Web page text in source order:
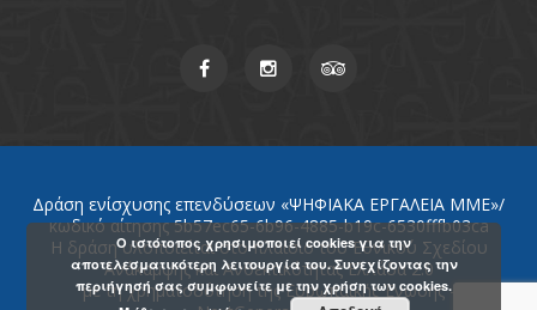
Δράση ενίσχυσης επενδύσεων «ΨΗΦΙΑΚΑ ΕΡΓΑΛΕΙΑ ΜΜΕ»/
κωδικό αίτησης 5b57ec65-6b96-4885-b19c-6530fffb03ca
Η δράση υλοποιείται στο πλαίσιο του Εθνικού Σχεδίου
Ανάκαμψης και Ανθεκτικότητας Ελλάδα 2.0
με τη χρηματοδότηση της Ευρωπαϊκής Ένωσης -
Ο ιστότοπος χρησιμοποιεί cookies για την
αποτελεσματικότερη λειτουργία του. Συνεχίζοντας την
περιήγησή σας συμφωνείτε με την χρήση των cookies.